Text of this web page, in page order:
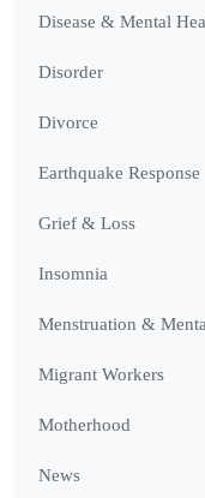
Disease & Mental
Disorder
Divorce
Earthquake Response
Grief & Loss
Insomnia
Menstruation &
Migrant Workers
Motherhood
News